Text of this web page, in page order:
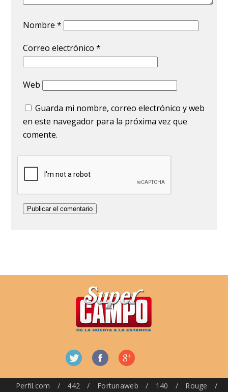
Nombre*
Correo electrónico*
Web
Guarda mi nombre, correo electrónico y web
en este navegador para la próxima vez que
comente.
Perfil.com / 442 / Fortunaweb / 140 / Rouge
/